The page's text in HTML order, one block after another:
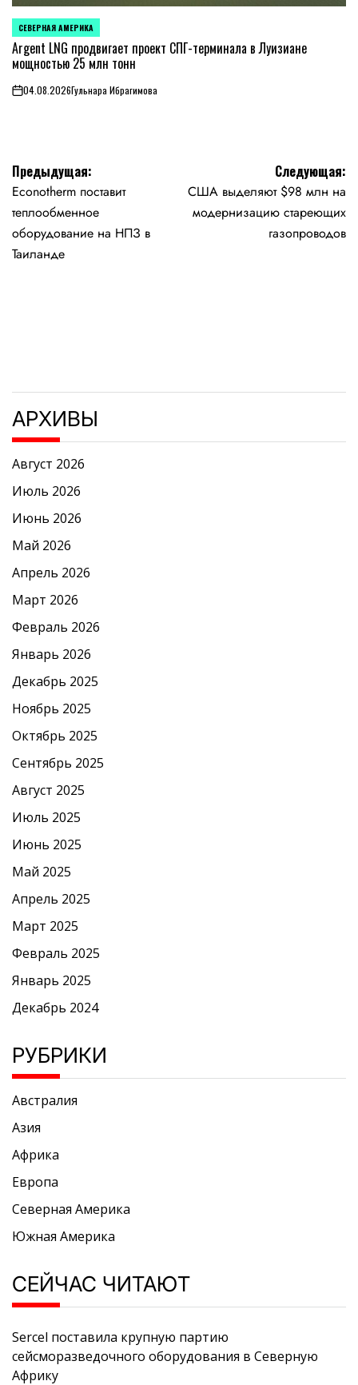
ОПУБЛИКОВАНО
В
СЕВЕРНАЯ АМЕРИКА
Argent LNG продвигает проект СПГ-терминала в Луизиане
мощностью 25 млн тонн
on04.08.2026Гульнара Ибрагимова
Навигация
по
записям
Предыдущая:
Econotherm поставит
теплообменное
оборудование на НПЗ в
Таиланде
Следующая:
США выделяют $98 млн на
модернизацию стареющих
газопроводов
АРХИВЫ
Август 2026
Июль 2026
Июнь 2026
Май 2026
Апрель 2026
Март 2026
Февраль 2026
Январь 2026
Декабрь 2025
Ноябрь 2025
Октябрь 2025
Сентябрь 2025
Август 2025
Июль 2025
Июнь 2025
Май 2025
Апрель 2025
Март 2025
Февраль 2025
Январь 2025
Декабрь 2024
РУБРИКИ
Австралия
Азия
Африка
Европа
Северная Америка
Южная Америка
СЕЙЧАС ЧИТАЮТ
Sercel поставила крупную партию
сейсморазведочного оборудования в Северную
Африку